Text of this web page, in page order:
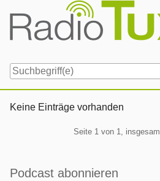
content
Keine Einträge vorhanden
Seite 1 von 1,
Seitenleiste
Podcast abonnieren